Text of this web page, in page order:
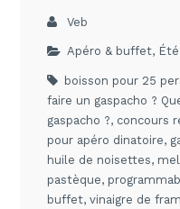
Veb
Apéro & buffet, Été
boisson pour 25
faire un gaspacho ?
gaspacho ?, concours
pour apéro dinatoire,
huile de noisettes,
pastèque,
buffet,vinaigre de